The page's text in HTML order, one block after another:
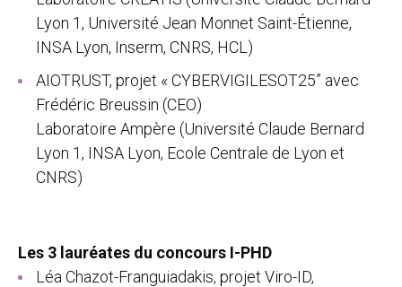
Lyon 1, Université Jean Monnet Saint-Étienne,
INSA Lyon, Inserm, CNRS, HCL)
AIOTRUST, projet « CYBERVIGILESOT25” avec
Frédéric Breussin (CEO)
Laboratoire Ampère (Université Claude Bernard
Lyon 1, INSA Lyon, Ecole Centrale de Lyon et
CNRS)
Les 3 lauréates du concours I-PHD
Léa Chazot-Franguiadakis, projet Viro-ID,